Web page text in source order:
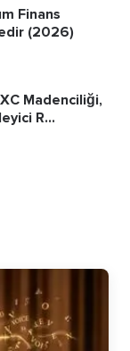
Finans
(2026)
Madenciliği,
R...